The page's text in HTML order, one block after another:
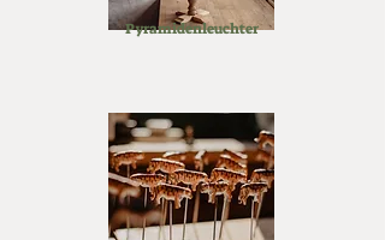
Pyramidenleuchter